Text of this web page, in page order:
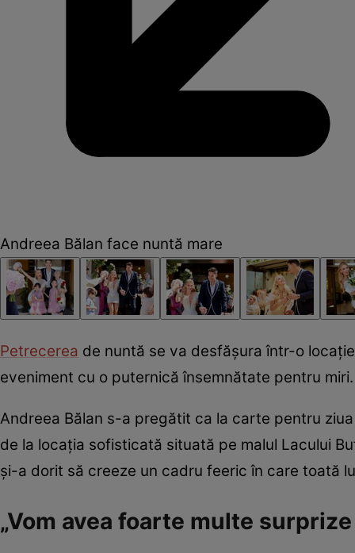
Andreea Bălan face nuntă mare
Petrecerea de nuntă se va desfășura într-o
eveniment cu o puternică însemnătate pentru miri.
Andreea Bălan s-a pregătit ca la carte pentru
de la locația sofisticată situată pe malul Lacului
și-a dorit să creeze un cadru feeric în care toată
„Vom avea foarte multe